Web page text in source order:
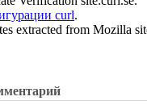
curl.
extracted from Mozilla